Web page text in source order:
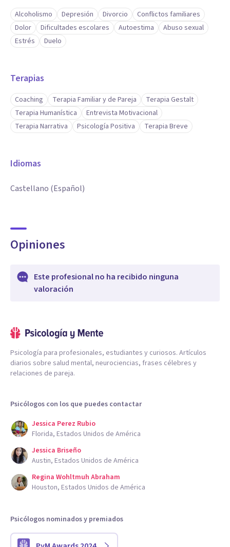
Alcoholismo Depresión Divorcio
Conflictos familiares
Dolor
Dificultades escolares Autoestima
Abuso sexual
Estrés
Duelo
Terapias
Coaching Terapia Familiar y de Pareja
Terapia Gestalt
Terapia Humanística
Entrevista Motivacional
Terapia Narrativa
Psicología Positiva Terapia Breve
Idiomas
Castellano (Español)
Opiniones
Este profesional no ha recibido ninguna
valoración
Psicología para profesionales, estudiantes y curiosos. Artículos
diarios sobre salud mental, neurociencias, frases célebres y
relaciones de pareja.
Psicólogos con los que puedes contactar
Jessica Perez Rubio
Florida, Estados Unidos de América
Jessica Briseño
Austin, Estados Unidos de América
Regina Wohltmuh Abraham
Houston, Estados Unidos de América
Psicólogos nominados y premiados